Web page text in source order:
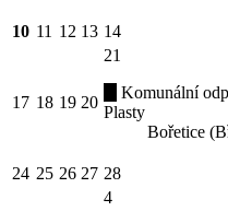
10 11 12 13 14
17 18 19 20
21
Komunální
Plasty
Bořetice
24 25 26 27 28
4